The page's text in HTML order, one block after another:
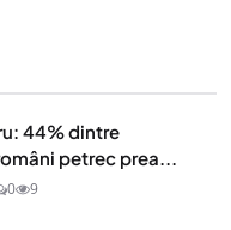
44% dintre
petrec prea...
0 9